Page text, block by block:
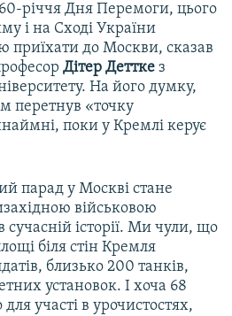
річчя Дня Перемоги, цього
і на Сході України
приїхати до Москви, сказав
Дітер Деттке з
На його думку,
перетнув «точку
поки у Кремлі керує
парад у Москві стане
військовою
історії. Ми чули, що
біля стін Кремля
близько 200 танків,
установок. І хоча 68
участі в урочистостях,